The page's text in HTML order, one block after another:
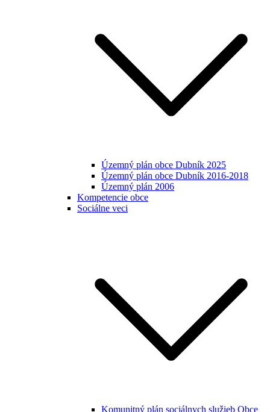
Územný plán obce Dubník 2025
Územný plán obce Dubník 2016-2018
Územný plán 2006
Kompetencie obce
Sociálne veci
Komunitný plán sociálnych služieb Obce